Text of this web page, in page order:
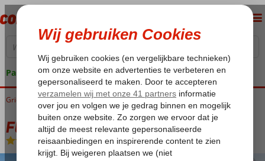
Pakketgarantie
Home
Griekenland Rhodos Faliraki Fly & Go Evita Hotel
Fly & Go Evita Hotel
Logies en ontbijt -Hotel